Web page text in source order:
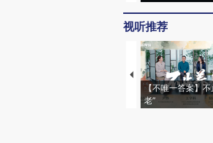
视听推荐
【不唯一答案】不
老”